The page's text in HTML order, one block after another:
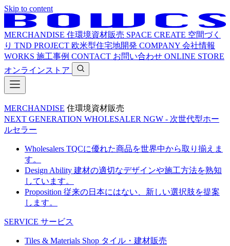
Skip to content
MERCHANDISE 住環境資材販売 SPACE CREATE 空間づく
り TND PROJECT 欧米型住宅地開発 COMPANY 会社情報
WORKS 施工事例 CONTACT お問い合わせ ONLINE STORE
オンラインストア
MERCHANDISE 住環境資材販売
NEXT GENERATION WHOLESALER NGW - 次世代型ホー
ルセラー
Wholesalers TQCに優れた商品を世界中から取り揃えま
す。
Design Ability 建材の適切なデザインや施工方法を熟知
しています。
Proposition 従来の日本にはない、新しい選択肢を提案
します。
SERVICE サービス
Tiles & Materials Shop タイル・建材販売